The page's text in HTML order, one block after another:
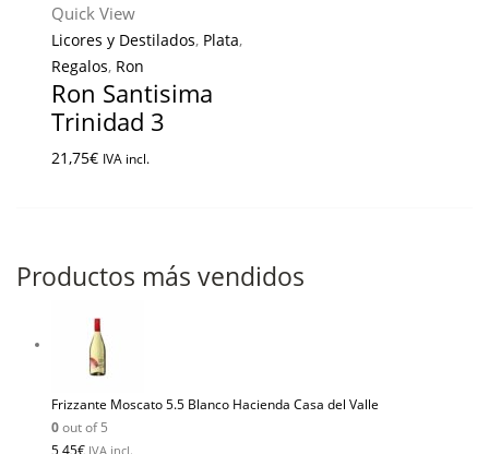
Quick View
Licores y Destilados, Plata,
Regalos, Ron
Ron Santisima
Trinidad 3
21,75€ IVA incl.
Productos más vendidos
Frizzante Moscato 5.5 Blanco Hacienda Casa del Valle
0out of 5
5,45€ IVA incl.